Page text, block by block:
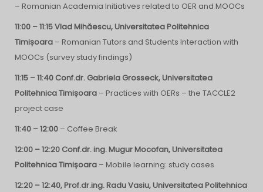
– Romanian Academia Initiatives related to OER and MOOCs
11:00 – 11:15 Vlad Mihăescu, Universitatea Politehnica
Timișoara – Romanian Tutors and Students Interaction with
MOOCs (survey study findings)
11:15 – 11:40 Conf.dr. Gabriela Grosseck, Universitatea
Politehnica Timișoara – Practices with OERs – the TACCLE2
project case
11:40 – 12:00 – Coffee Break
12:00 – 12:20 Conf.dr. ing. Mugur Mocofan, Universitatea
Politehnica Timișoara – Mobile learning: study cases
12:20 – 12:40, Prof.dr.ing. Radu Vasiu, Universitatea Politehnica